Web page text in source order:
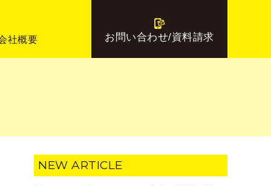
社概要 お問い合わせ/資料請求
NEW ARTICLE